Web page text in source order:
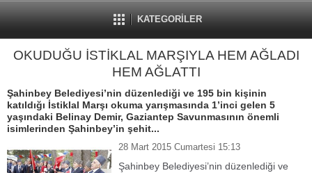
KATEGORİLER
OKUDUĞU İSTİKLAL MARŞIYLA HEM AĞLADI
HEM AĞLATTI
Şahinbey Belediyesi’nin düzenlediği ve 195 bin kişinin
katıldığı İstiklal Marşı okuma yarışmasında 1’inci gelen 5
yaşındaki Belinay Demir, Gaziantep Savunmasının önemli
isimlerinden Şahinbey’in şehit...
28 Mart 2015 Cumartesi 15:13
Şahinbey Belediyesi’nin düzenlediği ve